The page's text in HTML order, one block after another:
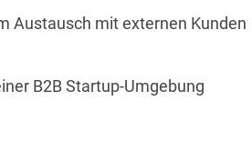
Austausch mit externen Kunden
B2B Startup-Umgebung